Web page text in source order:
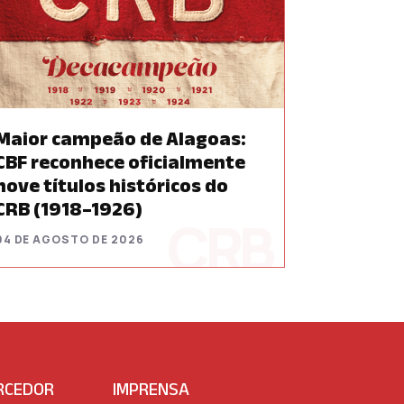
campeão de Alagoas:
reconhece oficialmente
títulos históricos do
(1918–1926)
DE AGOSTO DE 2026
IMPRENSA